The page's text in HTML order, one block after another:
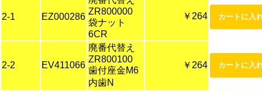
2-1 EZ000286
ZR800000
袋ナット
6CR
￥264
2-2 EV411066
廃番代替え
ZR800100
歯付座金M6
内歯N
￥264